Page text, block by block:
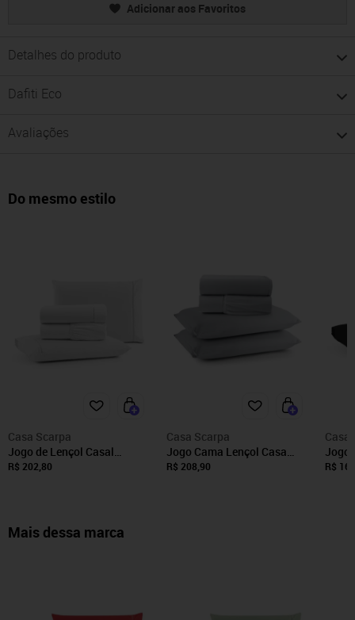
Adicionar aos Favoritos
Detalhes do produto
Dafiti Eco
Avaliações
Do mesmo estilo
Casa Scarpa
Jogo de Lençol Casal
Padrão Premium Soft 600
R$ 202,80
Casa Scarpa
Jogo Cama Lençol Casa
Scarpa Sonnet Casal
R$ 208,90
Casa
Jogo
R$
Mais dessa marca